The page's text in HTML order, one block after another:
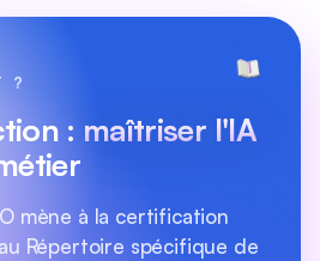
?
: maîtriser l'IA
mène à la certification
Répertoire spécifique de